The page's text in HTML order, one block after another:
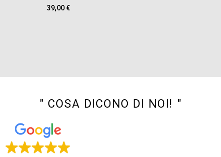
39,00€
" COSA DICONO DI NOI! "